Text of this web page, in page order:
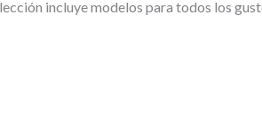
incluye modelos para todos los